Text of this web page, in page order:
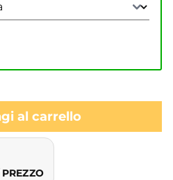
al carrello